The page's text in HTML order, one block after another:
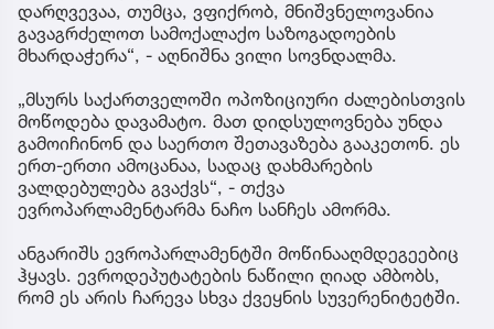
დარღვევაა, თუმცა, ვფიქრობ, მნიშვნელოვანია
გავაგრძელოთ სამოქალაქო საზოგადოების
მხარდაჭერა“, - აღნიშნა ვილი სოვნდალმა.
„მსურს საქართველოში ოპოზიციური ძალებისთვის
მოწოდება დავამატო. მათ დიდსულოვნება უნდა
გამოიჩინონ და საერთო შეთავაზება გააკეთონ. ეს
ერთ-ერთი ამოცანაა, სადაც დახმარების
ვალდებულება გვაქვს“, - თქვა
ევროპარლამენტარმა ნაჩო სანჩეს ამორმა.
ანგარიშს ევროპარლამენტში მოწინააღმდეგეებიც
ჰყავს. ევროდეპუტატების ნაწილი ღიად ამბობს,
რომ ეს არის ჩარევა სხვა ქვეყნის სუვერენიტეტში.